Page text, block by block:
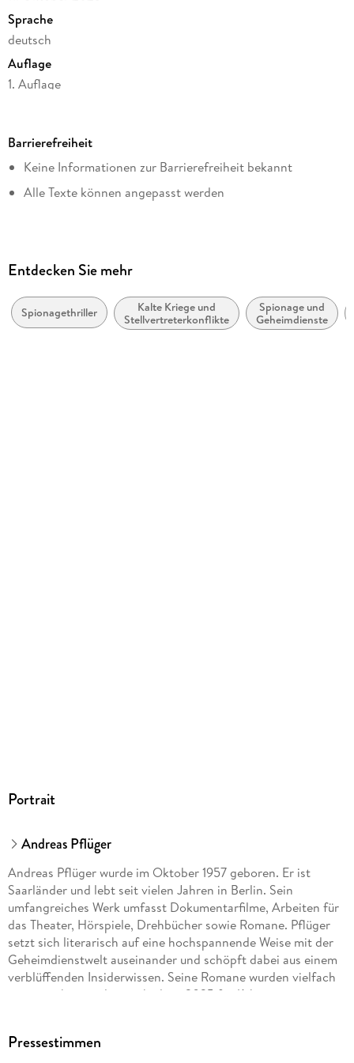
Sprache
deutsch
Auflage
1. Auflage
Dateigröße
2,12 MB
Reihe
Andreas Pflüger
Suhrkamp Verlag
Kopierschutz
Barrierefreiheit
Keine Informationen zur Barrierefreiheit bekannt
Alle Texte können angepasst werden
Entdecken Sie mehr
Spionagethriller
Kalte Kriege und
Stellvertreterkonflikte
Spionage und
Geheimdienste
Portrait
Andreas Pflüger
Andreas Pflüger wurde im Oktober 1957 geboren. Er ist
Saarländer und lebt seit vielen Jahren in Berlin. Sein
umfangreiches Werk umfasst Dokumentarfilme, Arbeiten für
das Theater, Hörspiele, Drehbücher sowie Romane. Pflüger
setzt sich literarisch auf eine hochspannende Weise mit der
Geheimdienstwelt auseinander und schöpft dabei aus einem
verblüffenden Insiderwissen. Seine Romane wurden vielfach
ausgezeichnet; zuletzt erhielt er 2025 für
Kälter
Pressestimmen